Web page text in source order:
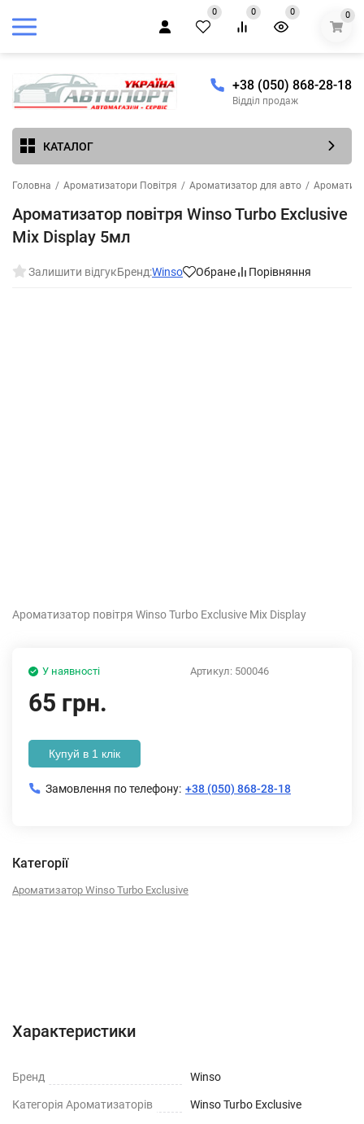
0 0 0 0
+38 (050) 868-28-18
Відділ продаж
КАТАЛОГ
Головна / Ароматизатори Повітря / Ароматизатор для авто /
Ароматизатор повітря Winso Turbo Exclusive
Mix Display 5мл
Залишити відгукБренд:Winso Обране Порівняння
Ароматизатор повітря Winso Turbo Exclusive Mix Display
Артикул: 500046
У наявності
65 грн.
Купуй в 1 клік
Замовлення по телефону: +38 (050) 868-28-18
Категорії
Ароматизатор Winso Turbo Exclusive
Характеристики
Бренд Winso
Категорія Ароматизаторів Winso Turbo Exclusive